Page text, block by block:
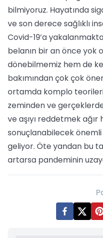
bilmiyoruz. Hayatında
ve son derece sağlıklı
Covid-19’a
belanın bir an önce yok
dönebilmemiz hem de
bakımından çok çok
ortamda komplo
zeminden ve
ve aşıyı reddetmek
sonuçlanabilecek
geliyor. Öte yandan bu
artarsa pandeminin